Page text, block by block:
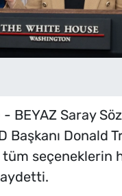
- BEYAZ Saray
Başkanı Donald
seçeneklerin